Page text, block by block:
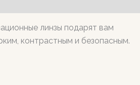
линзы подарят вам
контрастным и безопасным.